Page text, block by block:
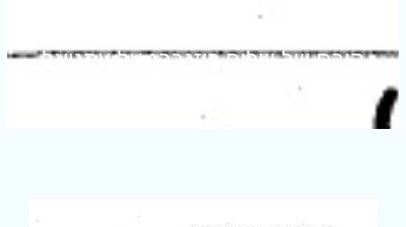
תגית:
קורס של שלום רוזנברג על עמנואל
לוינס ופרנץ רוזנצווייג